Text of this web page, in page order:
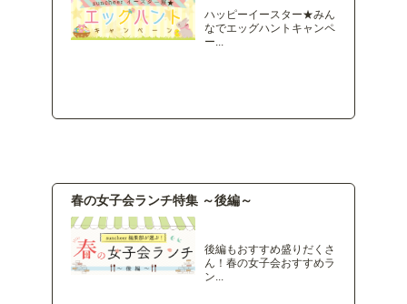
ハッピーイースター★みん
なでエッグハントキャンペ
ー...
春の女子会ランチ特集 ～後編～
後編もおすすめ盛りだくさ
ん！春の女子会おすすめラ
ン...